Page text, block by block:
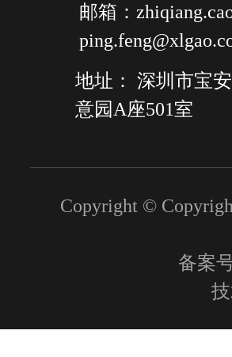
邮箱：
地址： 深圳市宝
意园A座501室
Copyright ©
备案